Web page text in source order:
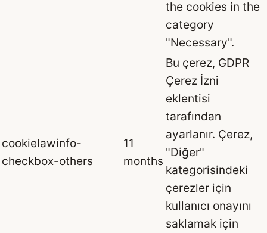
the cookies in the
category
"Necessary".
cookielawinfo-
checkbox-others
11
months
Bu çerez, GDPR
Çerez İzni
eklentisi
tarafından
ayarlanır. Çerez,
"Diğer"
kategorisindeki
çerezler için
kullanıcı onayını
saklamak için